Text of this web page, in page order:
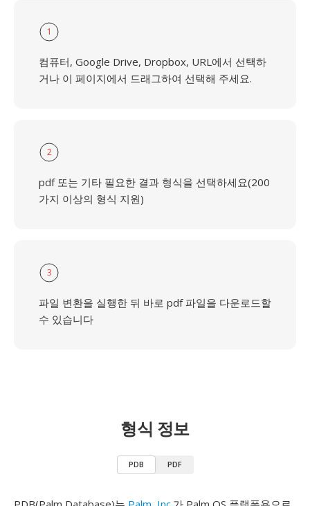
1
컴퓨터, Google Drive, Dropbox, URL에서 선택하
거나 이 페이지에서 드래그하여 선택해 주세요.
2
pdf 또는 기타 필요한 결과 형식을 선택하세요(200
가지 이상의 형식 지원)
3
파일 변환을 실행한 뒤 바로 pdf 파일을 다운로드할
수 있습니다
형식 정보
PDB PDF